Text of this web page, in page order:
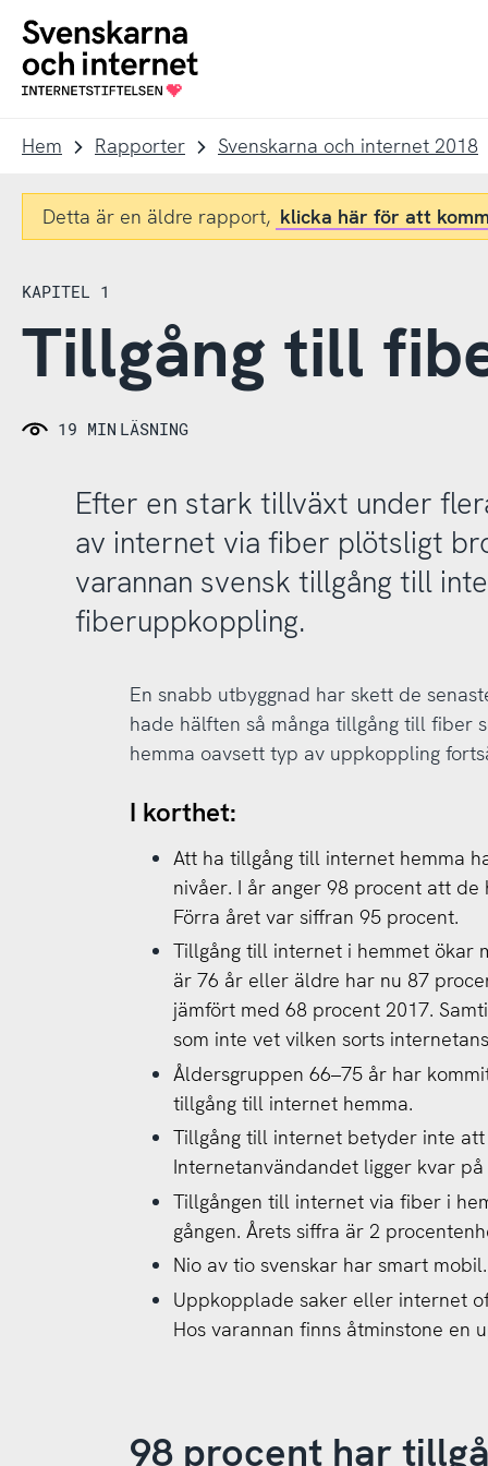
navigation
innehåll
To
startpage
Hem Rapporter Svenskarna och internet 2018
Detta är en äldre rapport, klicka här för att
KAPITEL 1
Tillgång till
19 MIN LÄSNING
Efter en stark tillväxt under
av internet via fiber plötsligt
varannan svensk tillgång till
fiberuppkoppling.
En snabb utbyggnad har skett de
hade hälften så många tillgång till fiber
hemma oavsett typ av uppkoppling
I korthet:
Att ha tillgång till internet hemma
nivåer. I år anger 98 procent att
Förra året var siffran 95 procent.
Tillgång till internet i hemmet ökar
är 76 år eller äldre har nu 87
jämfört med 68 procent 2017.
som inte vet vilken sorts
Åldersgruppen 66–75 år har
tillgång till internet hemma.
Tillgång till internet betyder inte
Internetanvändandet ligger kvar
Tillgången till internet via fiber i
gången. Årets siffra är 2
Nio av tio svenskar har smart mobil.
Uppkopplade saker eller internet
Hos varannan finns åtminstone en
98 procent har